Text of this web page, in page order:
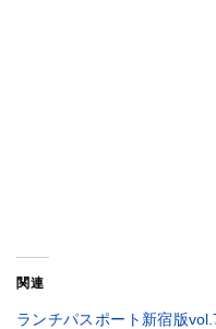
関連
ランチパスポート新宿版